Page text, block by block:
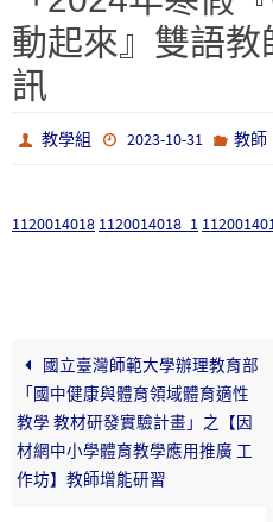
動起來』雙語
訊
教學組 2023-10-31 教師
1120014018 1120014018_1
國立臺灣師範大學辦理教育部
「國中健康與體育領域體育適性
教學 教材研發實驗計畫」之【因
材網中小學體育教學應用推廣 工
作坊】教師增能研習